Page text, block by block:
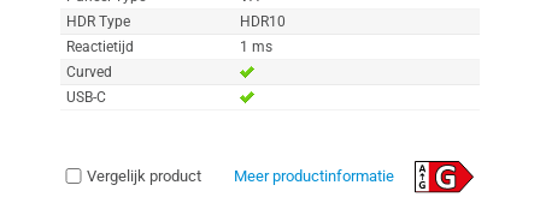
HDR Type
HDR10
Reactietijd
1 ms
Curved
USB-C
Vergelijk product Meer productinformatie